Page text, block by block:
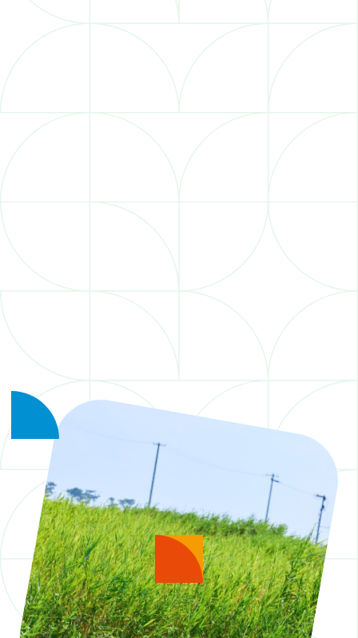
ひろばについて ABOUT
施設紹介 FACILITY
アクティビティ紹介
ニュース一覧
プロジェクト一覧 PROJECT
交通アクセス ACCESS
よくあるご質問 FAQ